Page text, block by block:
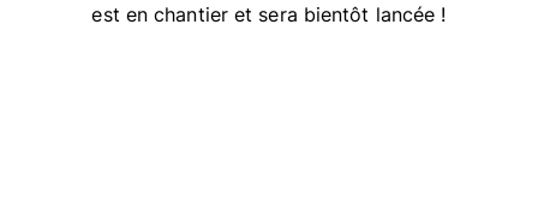
est en chantier et sera bientôt lancée !